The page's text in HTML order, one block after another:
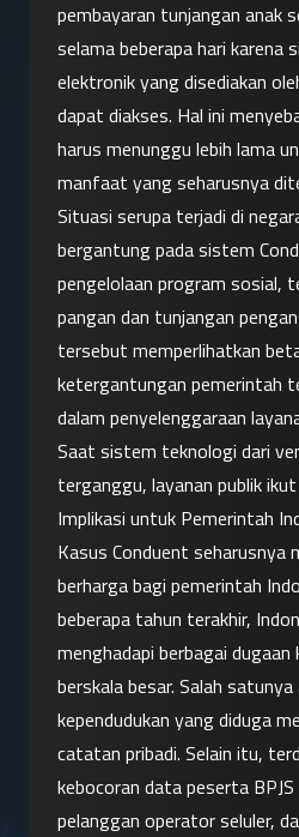
pembayaran tunjangan anak
selama beberapa hari karena
elektronik yang disediakan
dapat diakses. Hal ini
harus menunggu lebih lama
manfaat yang seharusnya
Situasi serupa terjadi di
bergantung pada sistem
pengelolaan program sosial,
pangan dan tunjangan
tersebut memperlihatkan
ketergantungan pemerintah
dalam penyelenggaraan
Saat sistem teknologi dari
terganggu, layanan publik
Implikasi untuk Pemerintah
Kasus Conduent seharusnya
berharga bagi pemerintah
beberapa tahun terakhir,
menghadapi berbagai
berskala besar. Salah
kependudukan yang diduga
catatan pribadi. Selain itu,
kebocoran data peserta
pelanggan operator seluler,